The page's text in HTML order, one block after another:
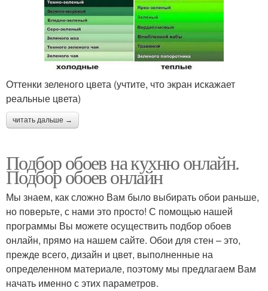
Оттенки зеленого цвета (учтите, что экран искажает
реальные цвета)
читать дальше →
Подбор обоев на кухню онлайн.
Подбор обоев онлайн
Мы знаем, как сложно Вам было выбирать обои раньше,
но поверьте, с нами это просто! С помощью нашей
программы Вы можете осуществить подбор обоев
онлайн, прямо на нашем сайте. Обои для стен – это,
прежде всего, дизайн и цвет, выполненные на
определенном материале, поэтому мы предлагаем Вам
начать именно с этих параметров.